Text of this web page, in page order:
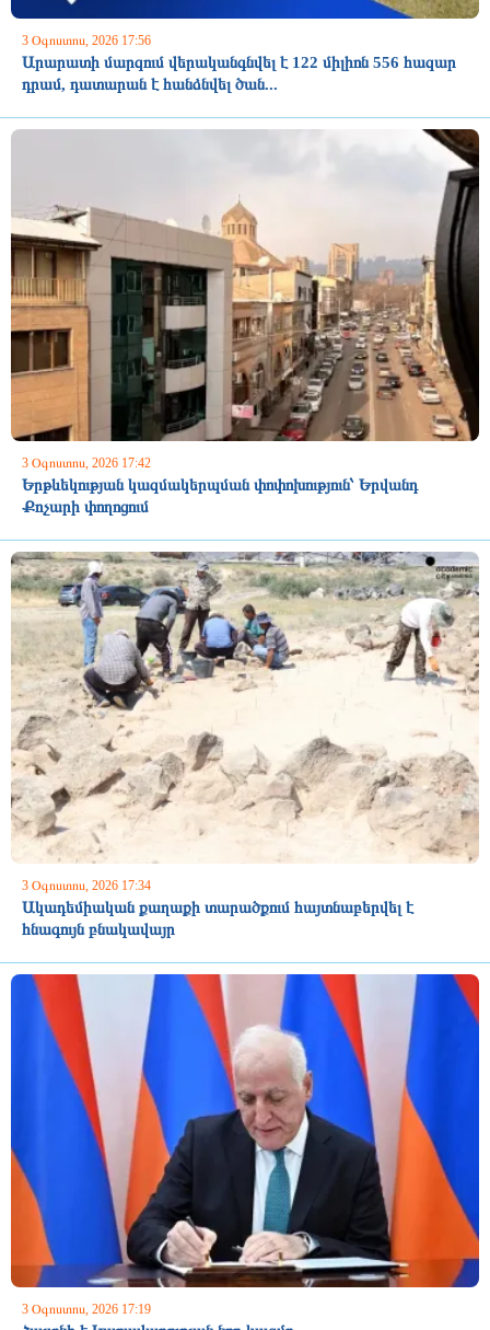
3 Օգոստոս, 2026 17:56
Արարատի մարզում վերականգնվել է 122 միլիոն 556 հազար
դրամ, դատարան է հանձնվել ծան...
3 Օգոստոս, 2026 17:42
Երթևեկության կազմակերպման փոփոխություն՝ Երվանդ
Քոչարի փողոցում
3 Օգոստոս, 2026 17:34
Ակադեմիական քաղաքի տարածքում հայտնաբերվել է
հնագույն բնակավայր
3 Օգոստոս, 2026 17:19